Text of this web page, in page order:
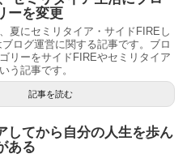
ーを変更
夏にセミリタイア・サイドFIREし
ログ運営に関する記事です。ブロ
リーをサイドFIREやセミリタイア
う記事です。
記事を読む
してから自分の人生を歩ん
ある